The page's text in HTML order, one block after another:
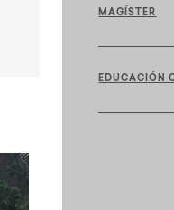
MAGÍSTER
EDUCACIÓN